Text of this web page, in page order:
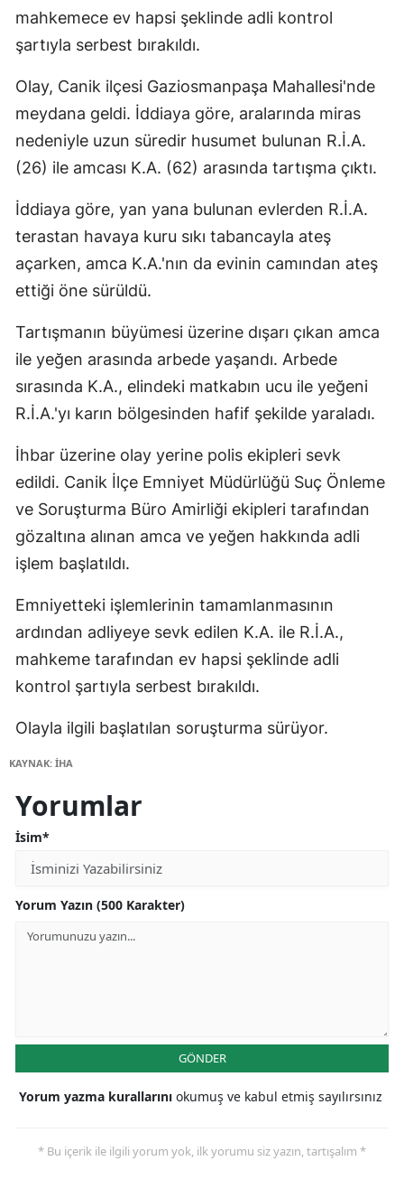
mahkemece ev hapsi şeklinde adli kontrol
şartıyla serbest bırakıldı.
Olay, Canik ilçesi Gaziosmanpaşa Mahallesi'nde
meydana geldi. İddiaya göre, aralarında miras
nedeniyle uzun süredir husumet bulunan R.İ.A.
(26) ile amcası K.A. (62) arasında tartışma çıktı.
İddiaya göre, yan yana bulunan evlerden R.İ.A.
terastan havaya kuru sıkı tabancayla ateş
açarken, amca K.A.'nın da evinin camından ateş
ettiği öne sürüldü.
Tartışmanın büyümesi üzerine dışarı çıkan amca
ile yeğen arasında arbede yaşandı. Arbede
sırasında K.A., elindeki matkabın ucu ile yeğeni
R.İ.A.'yı karın bölgesinden hafif şekilde yaraladı.
İhbar üzerine olay yerine polis ekipleri sevk
edildi. Canik İlçe Emniyet Müdürlüğü Suç Önleme
ve Soruşturma Büro Amirliği ekipleri tarafından
gözaltına alınan amca ve yeğen hakkında adli
işlem başlatıldı.
Emniyetteki işlemlerinin tamamlanmasının
ardından adliyeye sevk edilen K.A. ile R.İ.A.,
mahkeme tarafından ev hapsi şeklinde adli
kontrol şartıyla serbest bırakıldı.
Olayla ilgili başlatılan soruşturma sürüyor.
KAYNAK: İHA
Yorumlar
İsim*
Yorum Yazın (500 Karakter)
GÖNDER
Yorum yazma kurallarını okumuş ve kabul etmiş sayılırsınız
* Bu içerik ile ilgili yorum yok, ilk yorumu siz yazın, tartışalım *